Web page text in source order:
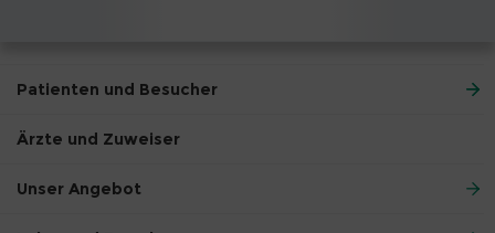
Patienten und Besucher
Ärzte und Zuweiser
Unser Angebot